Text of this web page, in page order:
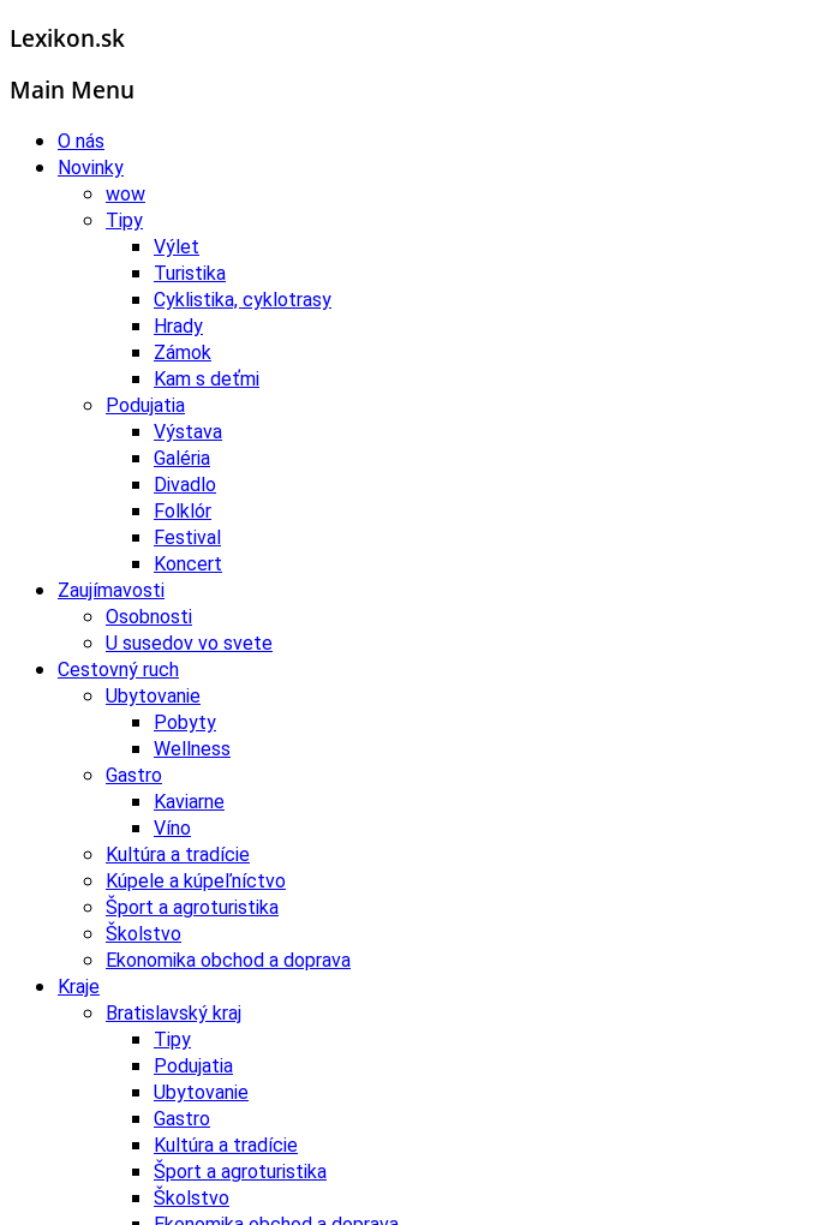
Lexikon.sk
Main Menu
O nás
Novinky
wow
Tipy
Výlet
Turistika
Cyklistika, cyklotrasy
Hrady
Zámok
Kam s deťmi
Podujatia
Výstava
Galéria
Divadlo
Folklór
Festival
Koncert
Zaujímavosti
Osobnosti
U susedov vo svete
Cestovný ruch
Ubytovanie
Pobyty
Wellness
Gastro
Kaviarne
Víno
Kultúra a tradície
Kúpele a kúpeľníctvo
Šport a agroturistika
Školstvo
Ekonomika obchod a doprava
Kraje
Bratislavský kraj
Tipy
Podujatia
Ubytovanie
Gastro
Kultúra a tradície
Šport a agroturistika
Školstvo